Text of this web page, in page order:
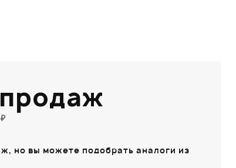
но вы можете подобрать аналоги из